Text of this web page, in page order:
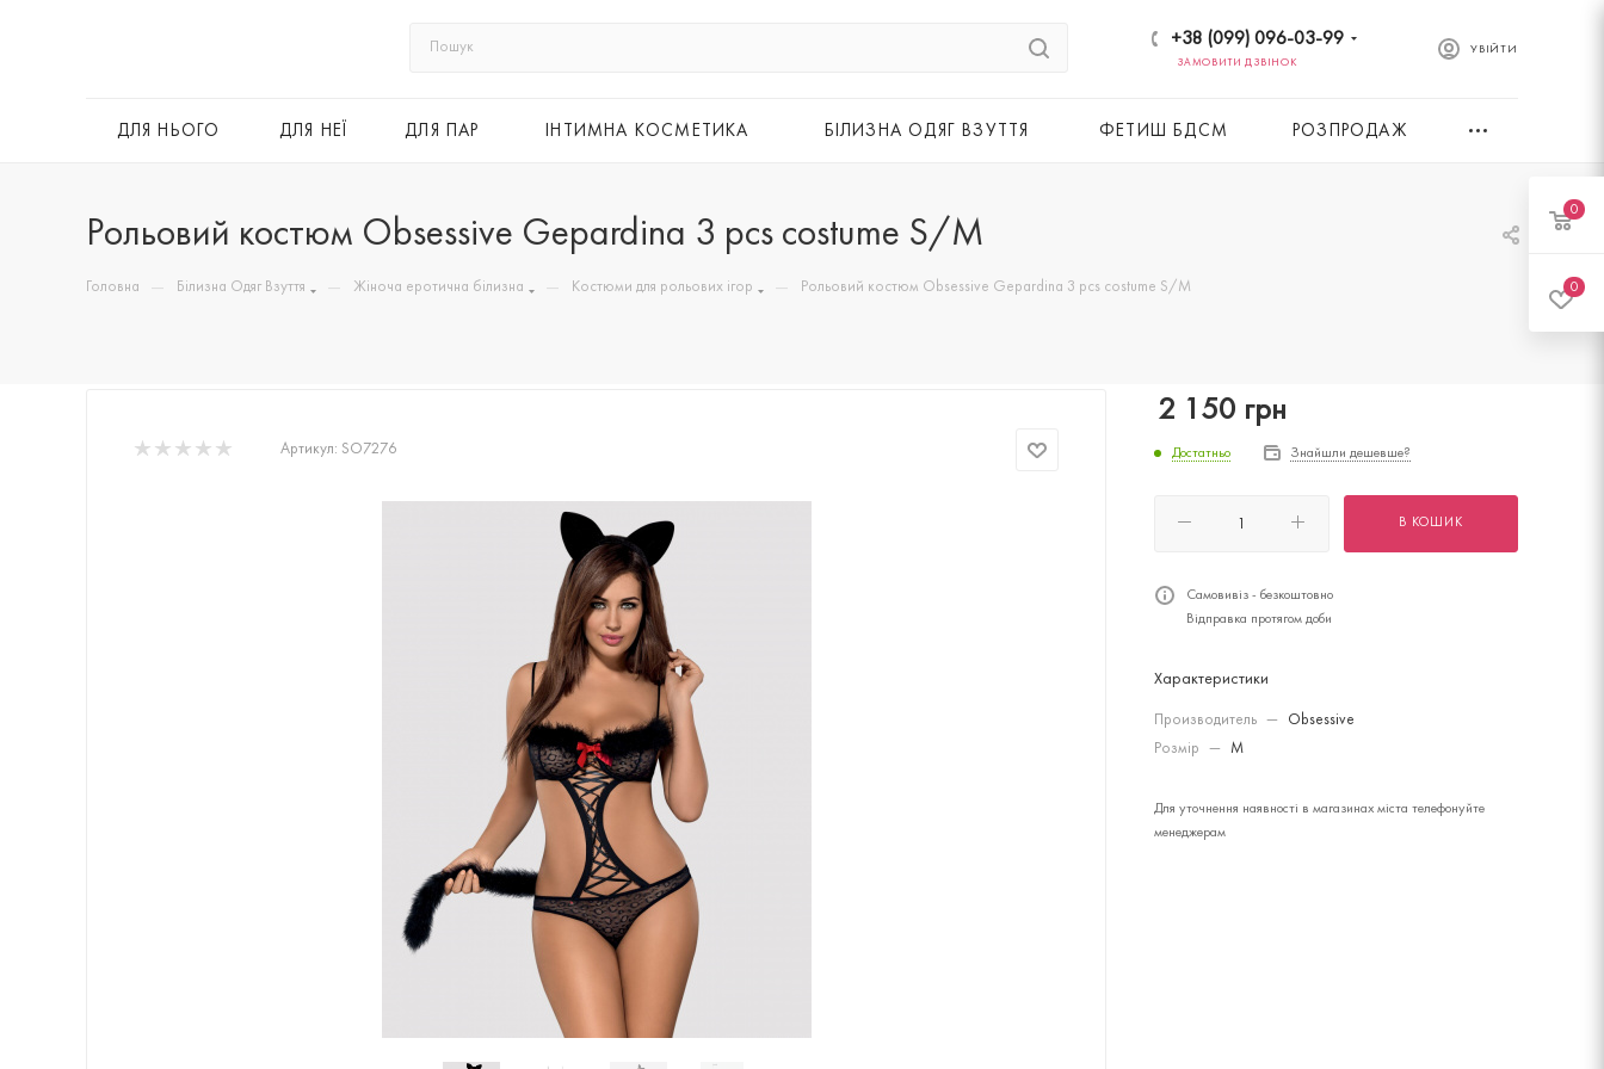
УВІЙТИ
+38 (099) 096-03-99
ЗАМОВИТИ ДЗВІНОК
ДЛЯ НЬОГО ДЛЯ НЕЇ ДЛЯ ПАР ІНТИМНА КОСМЕТИКА БІЛИЗНА ОДЯГ ВЗУТТЯ ФЕТИШ БДСМ РОЗПРОДАЖ
Рольовий костюм Obsessive Gepardina 3 pcs costume S/M
Головна — Білизна Одяг Взуття — Жіноча еротична білизна — Костюми для рольових ігор — Рольовий костюм Obsessive Gepardina 3 pcs costume S/M
Артикул: SO7276
2 150 грн
Достатньо Знайшли дешевше?
В КОШИК
Самовивіз - безкоштовно
Відправка протягом доби
Характеристики
Производитель —
Obsessive
Розмір
— M
Для уточнення наявності в магазинах міста телефонуйте
менеджерам
0
0